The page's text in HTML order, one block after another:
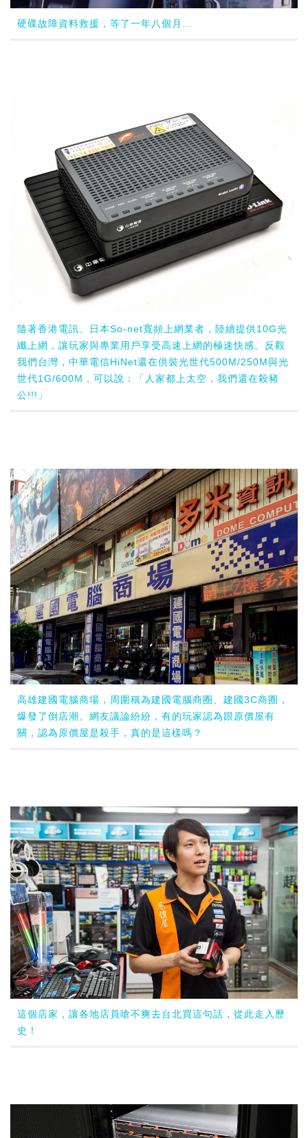
硬碟故障資料救援，等了一年八個月...
隨著香港電訊、日本So-net寬頻上網業者，陸續提供10G光
纖上網，讓玩家與專業用戶享受高速上網的極速快感。反觀
我們台灣，中華電信HiNet還在供裝光世代500M/250M與光
世代1G/600M，可以說：「人家都上太空，我們還在殺豬
公!!!」
高雄建國電腦商場，周圍稱為建國電腦商圈、建國3C商圈，
爆發了倒店潮。網友議論紛紛，有的玩家認為跟原價屋有
關，認為原價屋是殺手，真的是這樣嗎？
這個店家，讓各地店員嗆不爽去台北買這句話，從此走入歷
史！